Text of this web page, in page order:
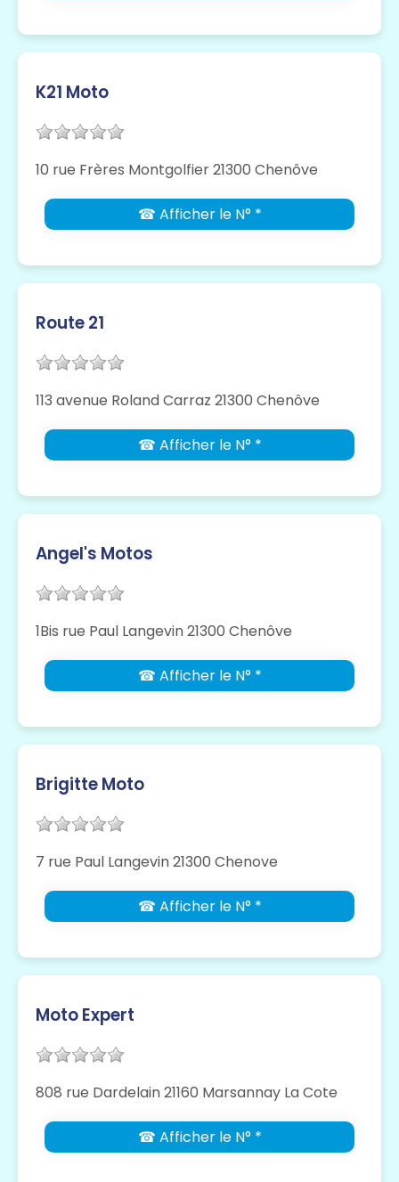
K21 Moto
10 rue Frères Montgolfier 21300 Chenôve
☎ Afficher le N° *
Route 21
113 avenue Roland Carraz 21300 Chenôve
☎ Afficher le N° *
Angel's Motos
1Bis rue Paul Langevin 21300 Chenôve
☎ Afficher le N° *
Brigitte Moto
7 rue Paul Langevin 21300 Chenove
☎ Afficher le N° *
Moto Expert
808 rue Dardelain 21160 Marsannay La Cote
☎ Afficher le N° *